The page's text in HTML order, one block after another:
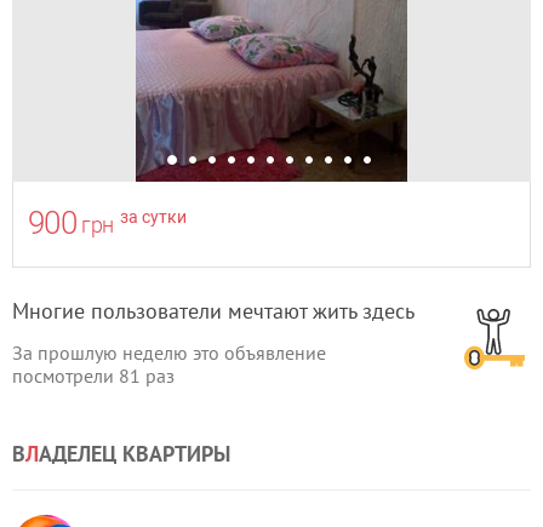
900 грн за сутки
Многие пользователи мечтают жить здесь
За прошлую неделю это объявление
посмотрели 81 раз
ВЛАДЕЛЕЦ КВАРТИРЫ